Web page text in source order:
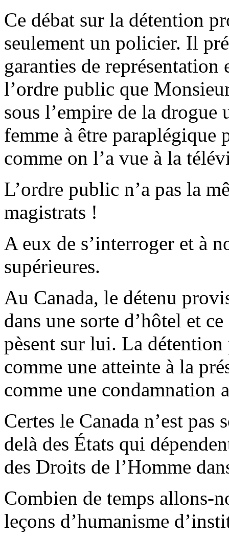
Ce débat sur la détention
seulement un policier. Il
garanties de représentation
l’ordre public que
sous l’empire de la drogue
femme à être paraplégique
comme on l’a vue à la
L’ordre public n’a pas la
magistrats !
A eux de s’interroger et à
supérieures.
Au Canada, le détenu
dans une sorte d’hôtel et
pèsent sur lui. La
comme une atteinte à la
comme une condamnation
Certes le Canada n’est
delà des États qui
des Droits de l’Homme
Combien de temps allons-
leçons d’humanisme